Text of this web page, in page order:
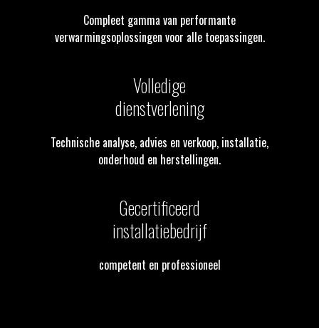
Compleet gamma van performante
verwarmingsoplossingen voor alle toepassingen.
Volledige
dienstverlening
Technische analyse, advies en verkoop, installatie,
onderhoud en herstellingen.
Gecertificeerd
installatiebedrijf
competent en professioneel